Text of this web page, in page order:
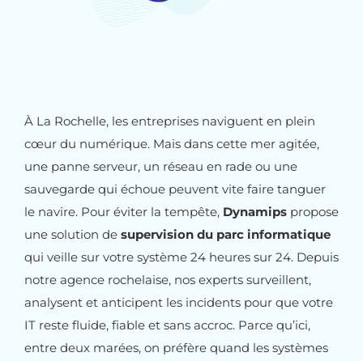
À La Rochelle, les entreprises naviguent en plein
cœur du numérique. Mais dans cette mer agitée,
une panne serveur, un réseau en rade ou une
sauvegarde qui échoue peuvent vite faire tanguer
le navire. Pour éviter la tempête, Dynamips propose
une solution de supervision du parc informatique
qui veille sur votre système 24 heures sur 24. Depuis
notre agence rochelaise, nos experts surveillent,
analysent et anticipent les incidents pour que votre
IT reste fluide, fiable et sans accroc. Parce qu’ici,
entre deux marées, on préfère quand les systèmes